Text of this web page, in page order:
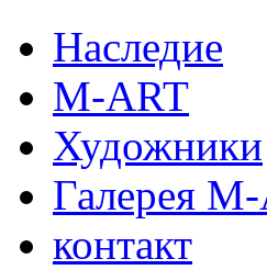
Наследие
M-ART
Художники
Галерея
контакт